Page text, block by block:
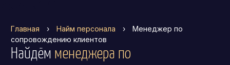
Главная › Найм персонала ›
Менеджер по
сопровождению клиентов
Найдём менеджера по